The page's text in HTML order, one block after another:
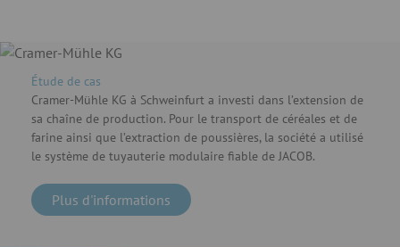
Étude de cas
Cramer-Mühle KG à Schweinfurt a investi dans l’extension de
sa chaîne de production. Pour le transport de céréales et de
farine ainsi que l’extraction de poussières, la société a utilisé
le système de tuyauterie modulaire fiable de JACOB.
Plus d'informations